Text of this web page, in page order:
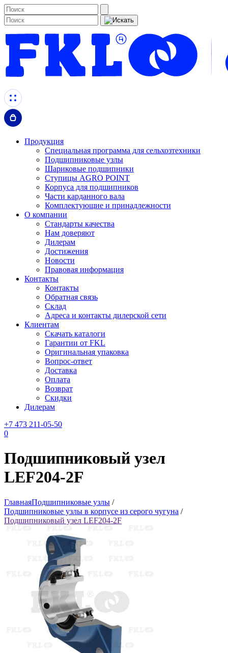
Продукция
Специальная программа для сельхозтехники
Подшипниковые узлы
Шариковые подшипники
Ступицы AGRO POINT
Корпуса для подшипников
Части карданного вала
Комплектующие и принадлежности
О компании
Стандарты качества
Нам доверяют
Дилерам
Достижения
Новости
Правовая информация
Контакты
Контакты
Обратная связь
Склад
Адреса и контакты дилерской сети
Клиентам
Скачать каталоги
Гарантии от FKL
Оригинальная упаковка
Вопрос-ответ
Доставка
Оплата
Возврат
Скидки
Дилерам
+7 473 211-05-50
0
Подшипниковый узел
LEF204-2F
ГлавнаяПодшипниковые узлы /
Подшипниковые узлы в корпусе из серого чугуна /
Подшипниковый узел LEF204-2F